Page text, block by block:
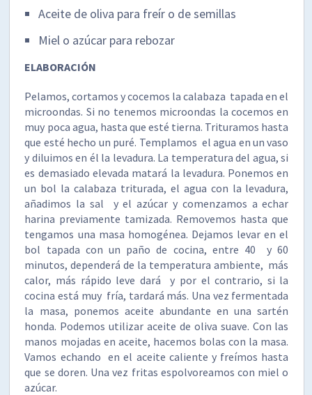
Aceite de oliva para freír o de semillas
Miel o azúcar para rebozar
ELABORACIÓN
Pelamos, cortamos y cocemos la calabaza tapada en el
microondas. Si no tenemos microondas la cocemos en
muy poca agua, hasta que esté tierna. Trituramos hasta
que esté hecho un puré. Templamos el agua en un vaso
y diluimos en él la levadura. La temperatura del agua, si
es demasiado elevada matará la levadura. Ponemos en
un bol la calabaza triturada, el agua con la levadura,
añadimos la sal y el azúcar y comenzamos a echar
harina previamente tamizada. Removemos hasta que
tengamos una masa homogénea. Dejamos levar en el
bol tapada con un paño de cocina, entre 40 y 60
minutos, dependerá de la temperatura ambiente, más
calor, más rápido leve dará y por el contrario, si la
cocina está muy fría, tardará más. Una vez fermentada
la masa, ponemos aceite abundante en una sartén
honda. Podemos utilizar aceite de oliva suave. Con las
manos mojadas en aceite, hacemos bolas con la masa.
Vamos echando en el aceite caliente y freímos hasta
que se doren. Una vez fritas espolvoreamos con miel o
azúcar.